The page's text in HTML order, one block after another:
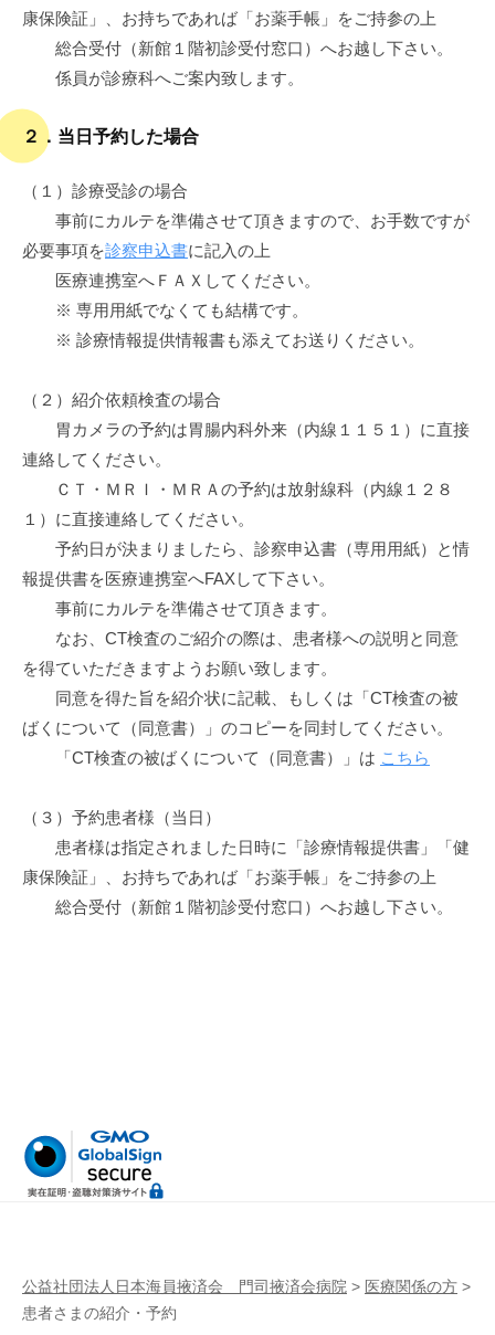
康保険証」、お持ちであれば「お薬手帳」をご持参の上
総合受付（新館１階初診受付窓口）へお越し下さい。
係員が診療科へご案内致します。
２．当日予約した場合
（１）診療受診の場合
事前にカルテを準備させて頂きますので、お手数ですが
必要事項を診察申込書に記入の上
医療連携室へＦＡＸしてください。
※ 専用用紙でなくても結構です。
※ 診療情報提供情報書も添えてお送りください。
（２）紹介依頼検査の場合
胃カメラの予約は胃腸内科外来（内線１１５１）に直接
連絡してください。
ＣＴ・ＭＲＩ・ＭＲＡの予約は放射線科（内線１２８
１）に直接連絡してください。
予約日が決まりましたら、診察申込書（専用用紙）と情
報提供書を医療連携室へFAXして下さい。
事前にカルテを準備させて頂きます。
なお、CT検査のご紹介の際は、患者様への説明と同意
を得ていただきますようお願い致します。
同意を得た旨を紹介状に記載、もしくは「CT検査の被
ばくについて（同意書）」のコピーを同封してください。
「CT検査の被ばくについて（同意書）」は こちら
（３）予約患者様（当日）
患者様は指定されました日時に「診療情報提供書」「健
康保険証」、お持ちであれば「お薬手帳」をご持参の上
総合受付（新館１階初診受付窓口）へお越し下さい。
公益社団法人日本海員掖済会 門司掖済会病院 > 医療関係の方 >
患者さまの紹介・予約